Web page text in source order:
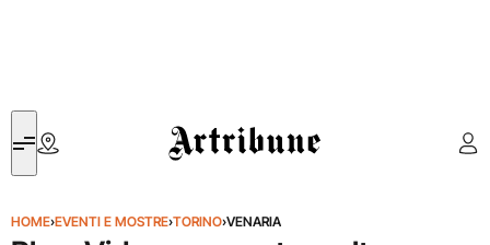
Artribune
HOME›EVENTI E MOSTRE›TORINO›VENARIA